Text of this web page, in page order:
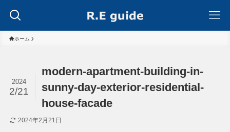
ホーム
modern-apartment-building-in-
sunny-day-exterior-residential-
house-facade
2024
2/21
2024年2月21日